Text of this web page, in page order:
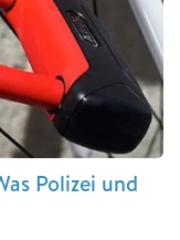
Polizei und